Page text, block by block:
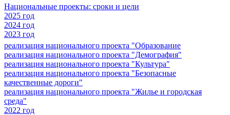
Национальные проекты: сроки и цели
2025 год
2024 год
2023 год
реализация национального проекта "Образование
реализация национального проекта "Демография"
реализация национального проекта "Культура"
реализация национального проекта "Безопасные
качественные дороги"
реализация национального проекта "Жилье и городская
среда"
2022 год